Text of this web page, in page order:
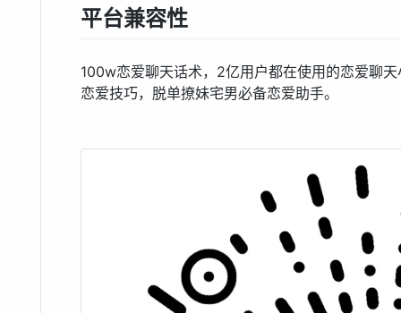
平台兼容性
100w恋爱聊天话术，2亿用户都在使用的恋爱聊
恋爱技巧，脱单撩妹宅男必备恋爱助手。